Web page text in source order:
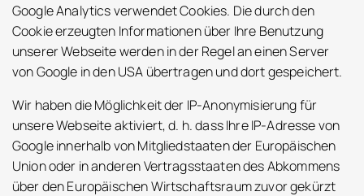
Google Analytics verwendet Cookies. Die durch den
Cookie erzeugten Informationen über Ihre Benutzung
unserer Webseite werden in der Regel an einen Server
von Google in den USA übertragen und dort gespeichert.
Wir haben die Möglichkeit der IP-Anonymisierung für
unsere Webseite aktiviert, d. h. dass Ihre IP-Adresse von
Google innerhalb von Mitgliedstaaten der Europäischen
Union oder in anderen Vertragsstaaten des Abkommens
über den Europäischen Wirtschaftsraum zuvor gekürzt